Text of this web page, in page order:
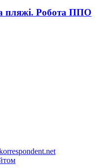
пляжі. Робота ППО